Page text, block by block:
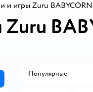
и игры Zuru
Популярные